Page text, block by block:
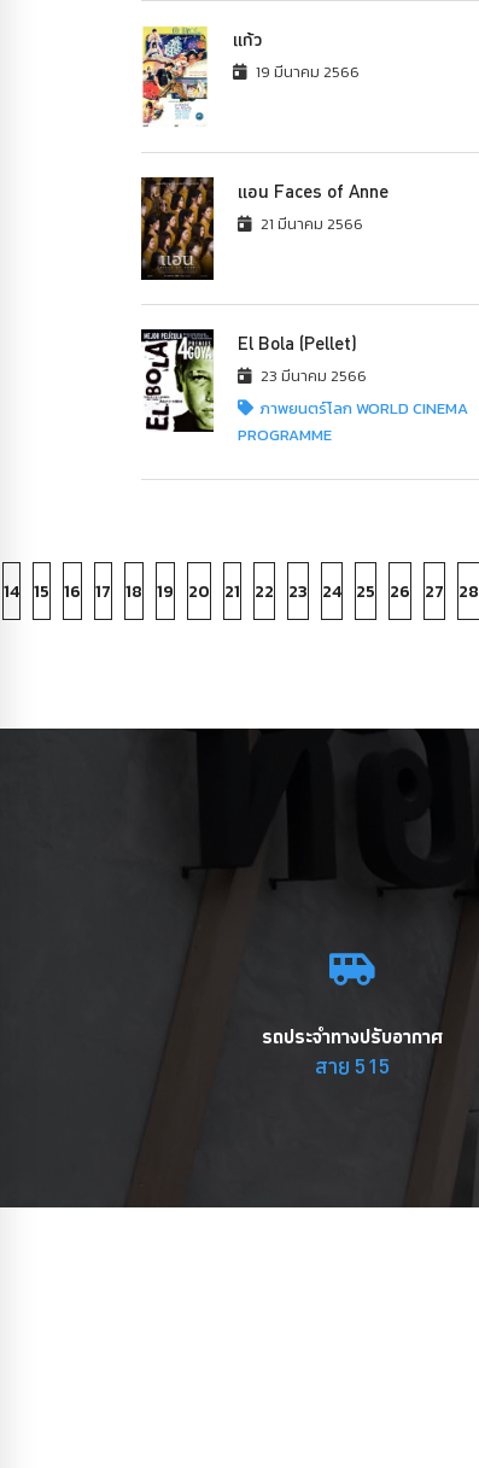
แก้ว
19 มีนาคม 2566
แอน Faces of Anne
21 มีนาคม 2566
El Bola (Pellet)
23 มีนาคม 2566
ภาพยนตร์โลก WORLD CINEMA
PROGRAMME
14 15 16 17 18 19 20 21 22 23 24 25 26 27 28
รถประจำทางปรับอากาศ
สาย 515